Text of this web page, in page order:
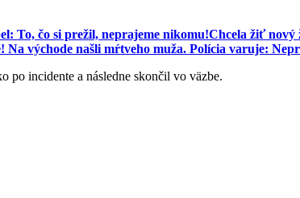
To, čo si prežil, neprajeme nikomu!Chcela žiť nový
východe našli mŕtveho muža. Polícia varuje:
po incidente a následne skončil vo väzbe.